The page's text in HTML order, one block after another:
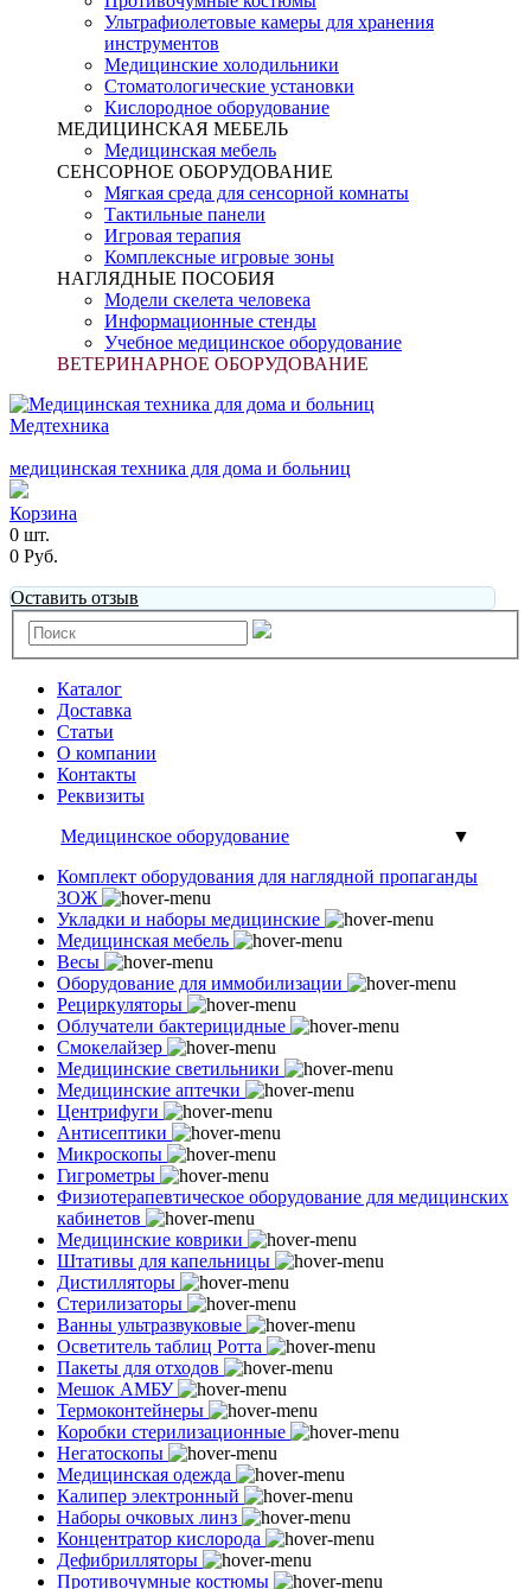
Ультрафиолетовые камеры для хранения
инструментов
Медицинские холодильники
Стоматологические установки
Кислородное оборудование
МЕДИЦИНСКАЯ МЕБЕЛЬ
Медицинская мебель
СЕНСОРНОЕ ОБОРУДОВАНИЕ
Мягкая среда для сенсорной комнаты
Тактильные панели
Игровая терапия
Комплексные игровые зоны
НАГЛЯДНЫЕ ПОСОБИЯ
Модели скелета человека
Информационные стенды
Учебное медицинское оборудование
ВЕТЕРИНАРНОЕ ОБОРУДОВАНИЕ
Медтехника
медицинская техника для дома и больниц
Корзина
0 шт.
0 Руб.
Оставить отзыв
Каталог
Доставка
Статьи
О компании
Контакты
Реквизиты
Медицинское оборудование
▼
Комплект оборудования для наглядной пропаганды
ЗОЖ
Укладки и наборы медицинские
Медицинская мебель
Весы
Оборудование для иммобилизации
Рециркуляторы
Облучатели бактерицидные
Смокелайзер
Медицинские светильники
Медицинские аптечки
Центрифуги
Антисептики
Микроскопы
Гигрометры
Физиотерапевтическое оборудование для медицинских
кабинетов
Медицинские коврики
Штативы для капельницы
Дистилляторы
Стерилизаторы
Ванны ультразвуковые
Осветитель таблиц Ротта
Пакеты для отходов
Мешок АМБУ
Термоконтейнеры
Коробки стерилизационные
Негатоскопы
Медицинская одежда
Калипер электронный
Наборы очковых линз
Концентратор кислорода
Дефибрилляторы
Противочумные костюмы